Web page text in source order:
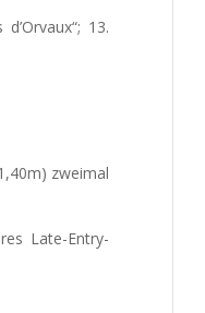
13.
zweimal
Late-Entry-